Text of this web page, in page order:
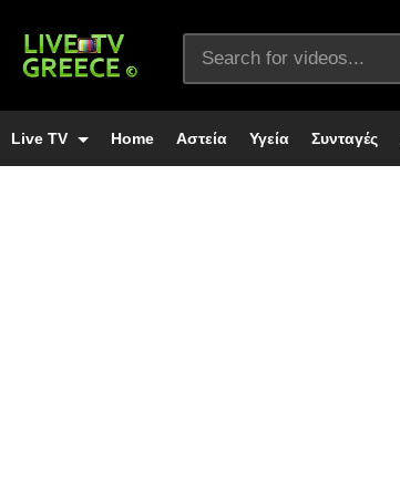
Live TV Home Αστεία Υγεία Συνταγές